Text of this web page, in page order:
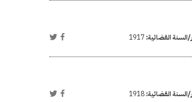
السنة القضائية:1917
السنة القضائية:1918